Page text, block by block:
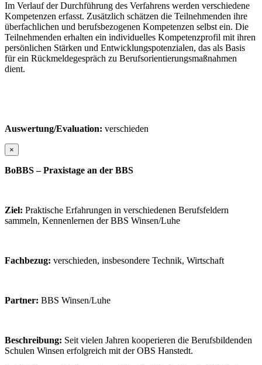
Im Verlauf der Durchführung des Verfahrens werden verschiedene
Kompetenzen erfasst. Zusätzlich schätzen die Teilnehmenden ihre
überfachlichen und berufsbezogenen Kompetenzen selbst ein. Die
Teilnehmenden erhalten ein individuelles Kompetenzprofil mit ihren
persönlichen Stärken und Entwicklungspotenzialen, das als Basis
für ein Rückmeldegespräch zu Berufsorientierungsmaßnahmen
dient.
Auswertung/Evaluation: verschieden
×
BoBBS – Praxistage an der BBS
Ziel: Praktische Erfahrungen in verschiedenen Berufsfeldern
sammeln, Kennenlernen der BBS Winsen/Luhe
Fachbezug: verschieden, insbesondere Technik, Wirtschaft
Partner: BBS Winsen/Luhe
Beschreibung: Seit vielen Jahren kooperieren die Berufsbildenden
Schulen Winsen erfolgreich mit der OBS Hanstedt.